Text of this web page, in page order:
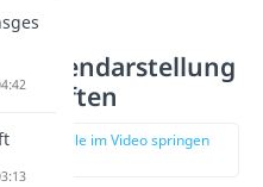
zur Stelle im Video springen